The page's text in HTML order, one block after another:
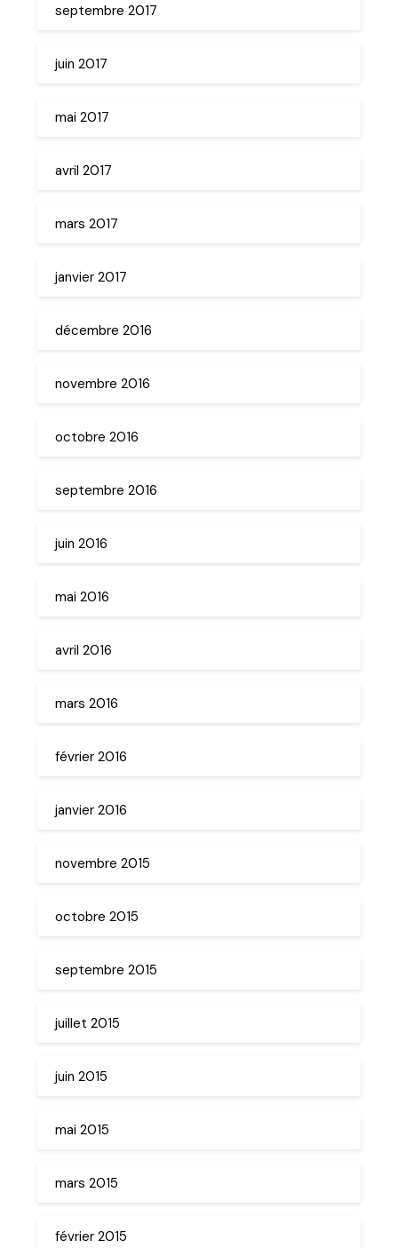
septembre 2017
juin 2017
mai 2017
avril 2017
mars 2017
janvier 2017
décembre 2016
novembre 2016
octobre 2016
septembre 2016
juin 2016
mai 2016
avril 2016
mars 2016
février 2016
janvier 2016
novembre 2015
octobre 2015
septembre 2015
juillet 2015
juin 2015
mai 2015
mars 2015
février 2015